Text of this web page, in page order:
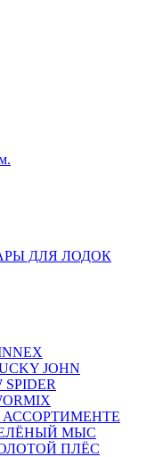
ДЛЯ ЛОДОК
JOHN
МЫС
ПЛЁС